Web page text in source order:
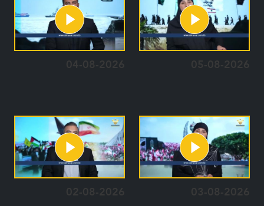
05-08-2026
04-08-2026
03-08-2026
02-08-2026